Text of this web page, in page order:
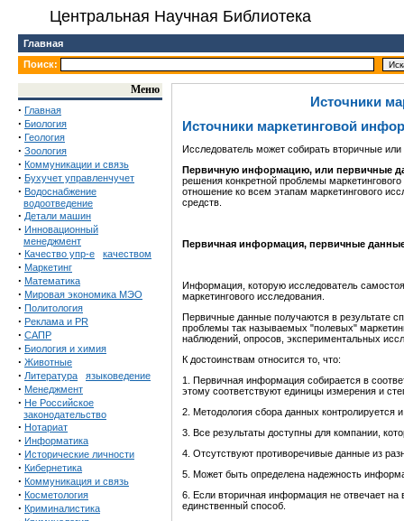
Центральная Научная Библиотека
Главная
Поиск:
Меню
· Главная
· Биология
· Геология
· Зоология
· Коммуникации и связь
· Бухучет управленчучет
· Водоснабжение
водоотведение
· Детали машин
· Инновационный
менеджмент
· Качество упр-е качеством
· Маркетинг
· Математика
· Мировая экономика МЭО
· Политология
· Реклама и PR
· САПР
· Биология и химия
· Животные
· Литература языковедение
· Менеджмент
· Не Российское
законодательство
· Нотариат
· Информатика
· Исторические личности
· Кибернетика
· Коммуникация и связь
· Косметология
· Криминалистика
Источники
Источники маркетинговой
Исследователь может собирать вторичные
Первичную информацию, или первичные
решения конкретной проблемы
отношение ко всем этапам маркетингового
средств.
Первичная информация, первичные
Информация, которую исследователь
маркетингового исследования.
Первичные данные получаются в результате
проблемы так называемых "полевых"
наблюдений, опросов, экспериментальных
К достоинствам относится то, что:
1. Первичная информация собирается в
этому соответствуют единицы измерения и
2. Методология сбора данных контролируется
3. Все результаты доступны для компании,
4. Отсутствуют противоречивые данные из
5. Может быть определена надежность
6. Если вторичная информация не отвечает
единственный способ.